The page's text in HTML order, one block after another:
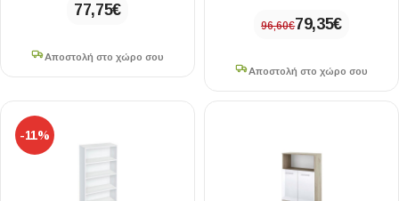
77,75€
Αποστολή στο χώρο σου
96,60€79,35€
Αποστολή στο χώρο σου
-11%